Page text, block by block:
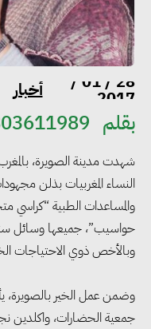
28 / 01 /
2017 أخبار
بقلم
شهدت مدينة الصويرة،
النساء المغربيات بذلن
والمساعدات الطبية “كراسي
حواسيب”، جميعها وسائل
وبالأخص ذوي الاحتياجات
وضمن عمل الخير بالصويرة،
جمعية الحضارات، واكلدين